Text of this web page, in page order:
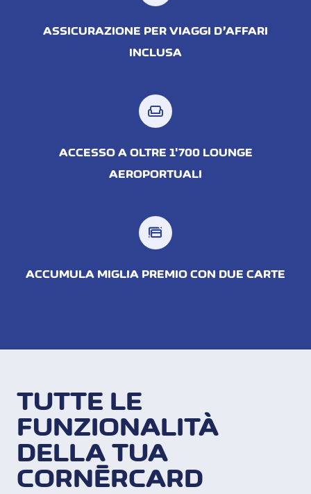
ASSICURAZIONE PER VIAGGI D’AFFARI
INCLUSA
weekend
ACCESSO A OLTRE 1'700 LOUNGE
AEROPORTUALI
ACCUMULA MIGLIA PREMIO CON DUE CARTE
TUTTE LE
FUNZIONALITÀ
DELLA TUA
CORNÈRCARD